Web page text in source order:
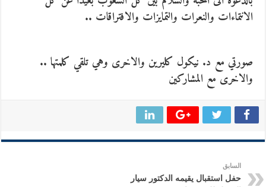
الانتماءات والنعرات والتمايزات والافتراقات ..
صورتي مع د. نيكول كليرين والاخرى وهي تلقي كلمتها ..
والاخرى مع المشاركين
السابق
حفل استقبال يقيمه الدكتور سيار